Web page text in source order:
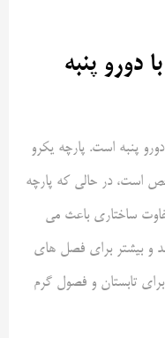
دورو پنبه
پنبه است. پارچه یکرو
است، در حالی که پارچه
ساختاری باعث می
و بیشتر برای فصل های
تابستان و فصول گرم